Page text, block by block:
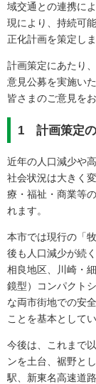
域交通との連携に
現により、持続可
正化計画を策定しま
計画策定にあたり
意見公募を実施いた
皆さまのご意見を
1 計画策定
近年の人口減少や
社会状況は大きく
療・福祉・商業等
れます。
本市では現行の「
後も人口減少が続
相良地区、川崎・
鏡型）コンパクト
な両市街地での安
ことを基本としてい
今後は、これまで
ンを土台、裾野と
駅、新東名高速道